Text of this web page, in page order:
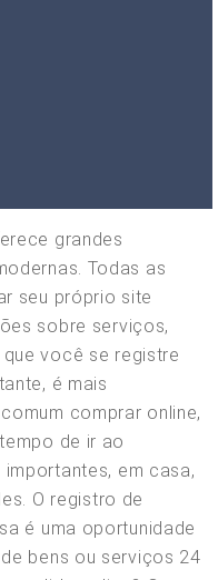
grandes
Todas as
seu próprio site
sobre serviços,
você se registre
é mais
comprar online,
de ir ao
em casa,
O registro de
é uma oportunidade
bens ou serviços 24